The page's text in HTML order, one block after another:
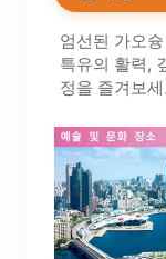
엄선된 가오
특유의 활력,
정을 즐겨보